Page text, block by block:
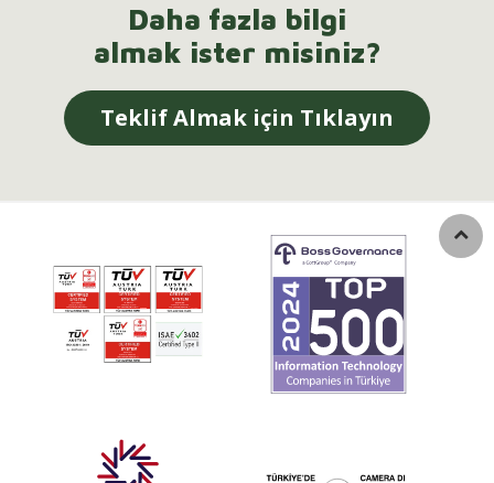
Daha fazla bilgi
almak ister misiniz?
Teklif Almak için Tıklayın